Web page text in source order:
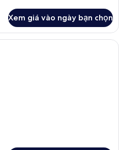
Xem giá vào ngày bạn chọn
Bộ đồ giường kháng dị ứng,